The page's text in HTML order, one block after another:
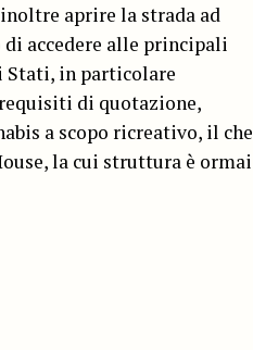
aprire la strada ad
accedere alle principali
Stati, in particolare
di quotazione,
a scopo ricreativo, il che
la cui struttura è ormai